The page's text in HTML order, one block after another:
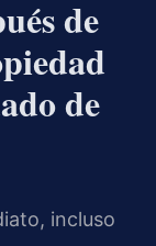
de
de
incluso